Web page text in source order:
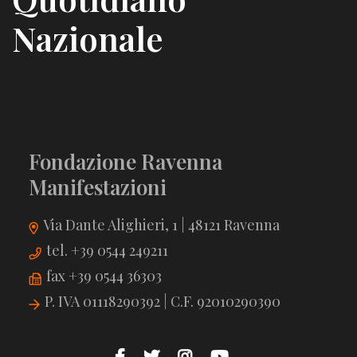
Nazionale
Fondazione Ravenna
Manifestazioni
Via Dante Alighieri, 1 | 48121 Ravenna
tel. +39 0544 249211
fax +39 0544 36303
P. IVA 01118290392 | C.F. 92010290390